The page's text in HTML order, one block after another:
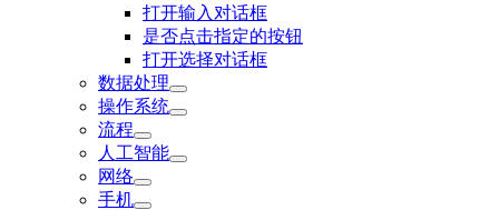
打开输入对话框
是否点击指定的按钮
打开选择对话框
数据处理
操作系统
流程
人工智能
网络
手机